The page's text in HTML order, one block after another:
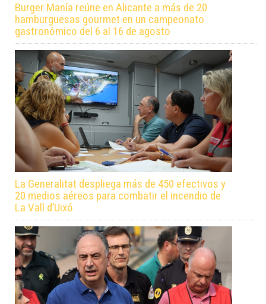
Burger Manía reúne en Alicante a más de 20
hamburguesas gourmet en un campeonato
gastronómico del 6 al 16 de agosto
La Generalitat despliega más de 450 efectivos y
20 medios aéreos para combatir el incendio de
La Vall d’Uixó